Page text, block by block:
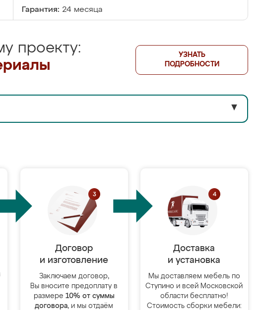
Гарантия: 24 месяца
проекту:
УЗНАТЬ
ПОДРОБНОСТИ
▼
Договор
и изготовление
Заключаем договор,
Вы вносите предоплату в
размере 10% от суммы
договора, и мы отдаём
Доставка
и установка
Мы доставляем мебель по
Ступино и всей Московской
области бесплатно!
Стоимость сборки мебели: